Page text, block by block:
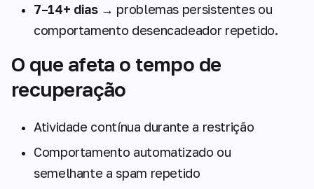
7–14+ dias→ problemas persistentes ou
comportamento desencadeador repetido.
O que afeta o tempo de
recuperação
Atividade contínua durante a restrição
Comportamento automatizado ou
semelhante a spam repetido